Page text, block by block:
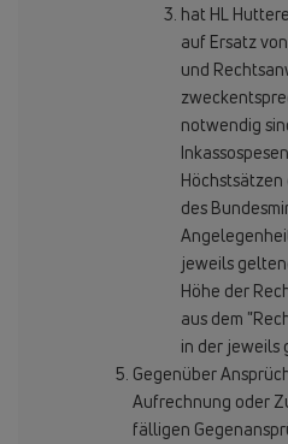
hat HL
auf Ersatz
und
notwendig
des
jeweils
Höhe der
aus dem
in der jeweils
Gegenüber
Aufrechnung oder
fälligen